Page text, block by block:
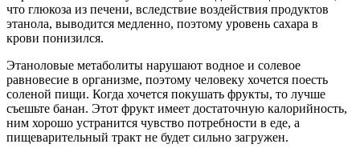
что глюкоза из печени, вследствие воздействия продуктов
этанола, выводится медленно, поэтому уровень сахара в
крови понизился.
Этаноловые метаболиты нарушают водное и солевое
равновесие в организме, поэтому человеку хочется поесть
соленой пищи. Когда хочется покушать фрукты, то лучше
съешьте банан. Этот фрукт имеет достаточную калорийность,
ним хорошо устранится чувство потребности в еде, а
пищеварительный тракт не будет сильно загружен.